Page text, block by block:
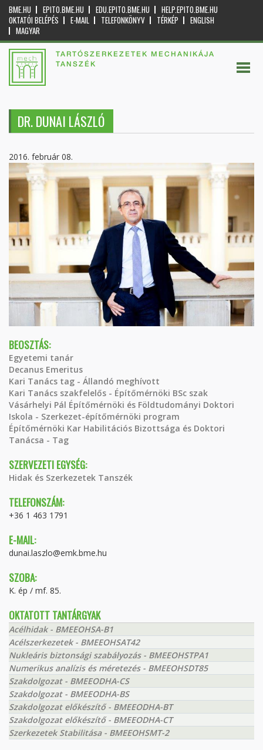
BME.HU EPITO.BME.HU EDU.EPITO.BME.HU
HELP.EPITO.BME.HU
OKTATÓI BELÉPÉS
E-MAIL TELEFONKÖNYV TÉRKÉP
ENGLISH
MAGYAR
TARTÓSZERKEZETEK MECHANIKÁJA
TANSZÉK
DR. DUNAI LÁSZLÓ
2016. február 08.
BEOSZTÁS:
Egyetemi tanár
Decanus Emeritus
Kari Tanács tag - Állandó meghívott
Kari Tanács szakfelelős - Építőmérnöki BSc szak
Vásárhelyi Pál Építőmérnöki és Földtudományi Doktori
Iskola - Szerkezet-építőmérnöki program
Építőmérnöki Kar Habilitációs Bizottsága és Doktori
Tanácsa - Tag
SZERVEZETI EGYSÉG:
Hidak és Szerkezetek Tanszék
TELEFONSZÁM:
+36 1 463 1791
E-MAIL:
dunai.laszlo@emk.bme.hu
SZOBA:
K. ép / mf. 85.
OKTATOTT TANTÁRGYAK
Acélhidak - BMEEOHSA-B1
Acélszerkezetek - BMEEOHSAT42
Nukleáris biztonsági szabályozás - BMEEOHSTPA1
Numerikus analízis és méretezés - BMEEOHSDT85
Szakdolgozat - BMEEODHA-CS
Szakdolgozat - BMEEODHA-BS
Szakdolgozat előkészítő - BMEEODHA-BT
Szakdolgozat előkészítő - BMEEODHA-CT
Szerkezetek Stabilitása - BMEEOHSMT-2